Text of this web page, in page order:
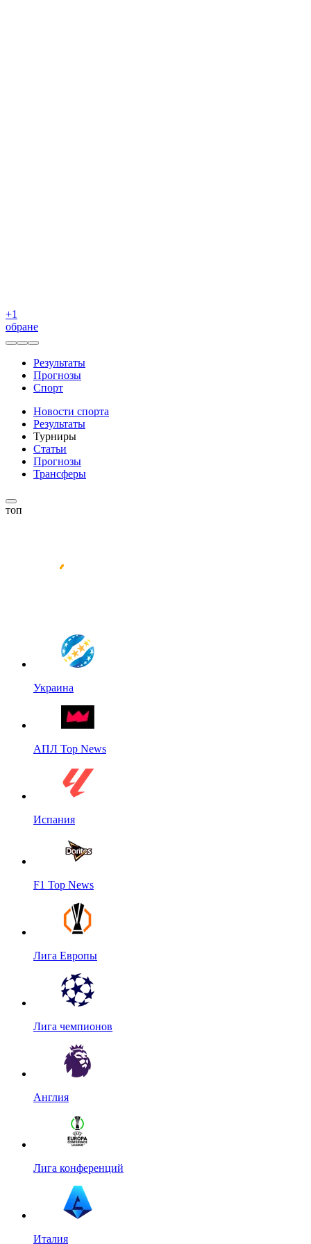
+1
обране
Результаты
Прогнозы
Спорт
Новости спорта
Результаты
Турниры
Статьи
Прогнозы
Трансферы
топ
Украина
АПЛ Top News
Испания
F1 Top News
Лига Европы
Лига чемпионов
Англия
Лига конференций
Италия